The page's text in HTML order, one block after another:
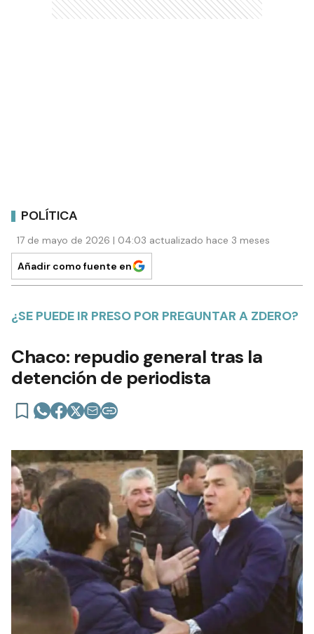
POLÍTICA
17 de mayo de 2026 | 04:03 actualizado hace 3 meses
Añadir como fuente en
¿SE PUEDE IR PRESO POR PREGUNTAR A ZDERO?
Chaco: repudio general tras la
detención de periodista